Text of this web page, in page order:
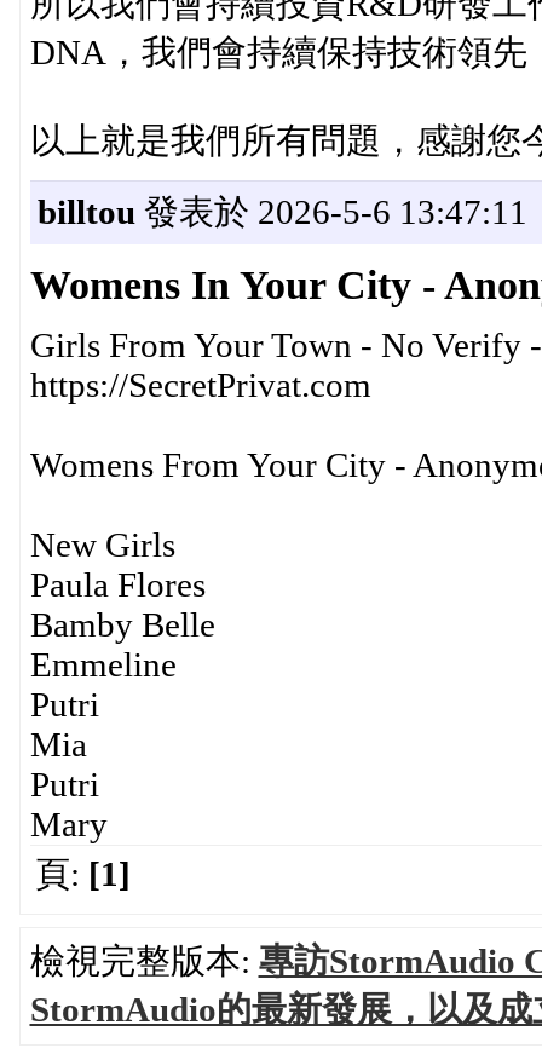
DNA，我們會持續保持技術領
以上就是我們所有問題，感謝您
billtou 發表於 2026-5-6 13:47:11
Womens In Your City -
Girls From Your Town - No Verify
https://SecretPrivat.com
Womens From Your City -
New Girls
Paula Flores
Bamby Belle
Emmeline
Putri
Mia
Putri
Mary
頁: [1]
檢視完整版本: 專訪StormAudio
StormAudio的最新發展，以及